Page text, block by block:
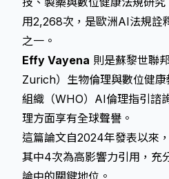
用2,268次，是歐洲AI法規詮
之一。
Effy Vayena 則是蘇黎世聯
Zurich）生物倫理與數位健
組織（WHO）AI倫理指引諮
理方面享有全球聲譽。
這篇論文自2024年發表以來
其中4次為高影響力引用，充
論中的關鍵地位。